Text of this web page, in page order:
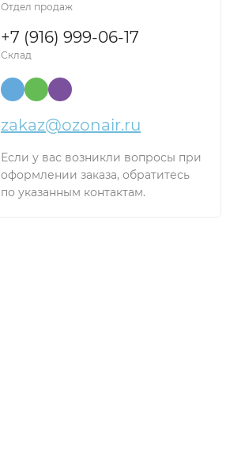
Отдел продаж
+7 (916) 999-06-17
Склад
zakaz@ozonair.ru
Если у вас возникли вопросы при
оформлении заказа, обратитесь
по указанным контактам.